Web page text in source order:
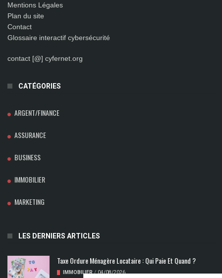
Mentions Légales
Plan du site
Contact
Glossaire interactif cybersécurité
contact [@] cyfernet.org
CATÉGORIES
ARGENT/FINANCE
ASSURANCE
BUSINESS
IMMOBILIER
MARKETING
LES DERNIERS ARTICLES
Taxe Ordure Ménagère Locataire : Qui Paie Et Quand ?
IMMOBILIER / 04/08/2026